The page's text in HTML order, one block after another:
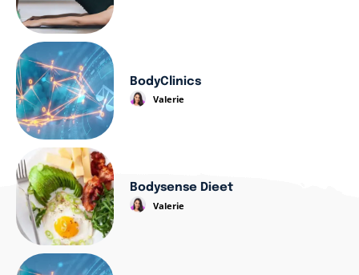
BodyClinics
Valerie
Bodysense Dieet
Valerie